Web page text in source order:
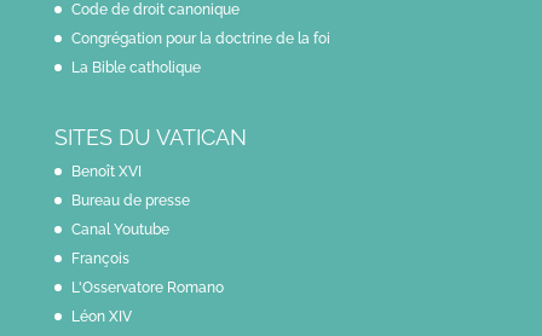
Code de droit canonique
Congrégation pour la doctrine de la foi
La Bible catholique
SITES DU VATICAN
Benoît XVI
Bureau de presse
Canal Youtube
François
L'Osservatore Romano
Léon XIV